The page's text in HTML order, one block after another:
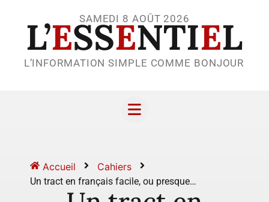
SAMEDI 8 AOÛT 2026
L’ESSENTIEL
L’INFORMATION SIMPLE COMME BONJOUR
Accueil Cahiers
Un tract en français facile, ou presque…